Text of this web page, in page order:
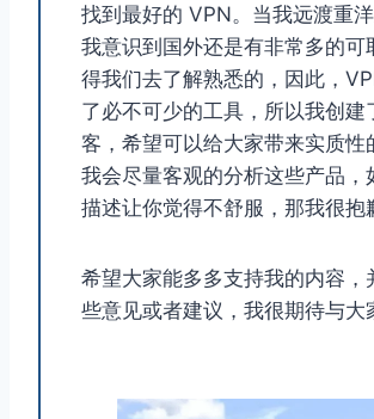
找到最好的 VPN。当我远渡重洋
我意识到国外还是有非常多的可
得我们去了解熟悉的，因此，
了必不可少的工具，所以我创建
客，希望可以给大家带来实质性
我会尽量客观的分析这些产品，
描述让你觉得不舒服，那我很抱
希望大家能多多支持我的内容，
些意见或者建议，我很期待与大